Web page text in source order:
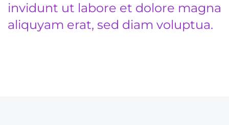
invidunt ut labore et dolore magna
aliquyam erat, sed diam voluptua.